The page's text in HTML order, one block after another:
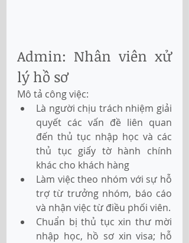
Admin: Nhân viên xử
lý hồ sơ
Mô tả công việc:
Là người chịu trách nhiệm giải
quyết các vấn đề liên quan
đến thủ tục nhập học và các
thủ tục giấy tờ hành chính
khác cho khách hàng
Làm việc theo nhóm với sự hỗ
trợ từ trưởng nhóm, báo cáo
và nhận việc từ điều phối viên.
Chuẩn bị thủ tục xin thư mời
nhập học, hồ sơ xin visa; hỗ